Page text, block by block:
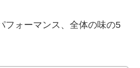
フォーマンス、全体の味の5